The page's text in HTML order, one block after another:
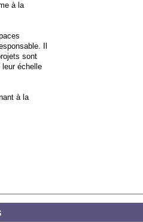
à la
Il
sont
leur échelle
à la